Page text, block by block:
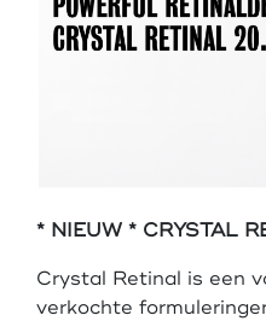
* NIEUW * CRYSTAL
Crystal Retinal is een
verkochte